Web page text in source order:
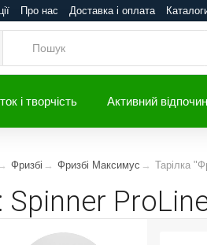
Про нас Доставка і оплата
і творчість Активний
Фризбі Фризбі Максимус Тарілка
Spinner